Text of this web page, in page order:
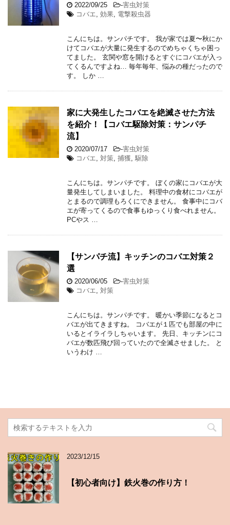
2022/09/25 -害虫対策
コバエ
効果 電撃殺虫器
こんにちは。サンパチです。 我が家では夏〜秋にか
けてコバエが大量に発生するのでめちゃくちゃ困っ
てました。 玄関や窓を開けるとすぐにコバエが入っ
てくるんですよね… 毎年毎年、悩みの種だったので
す。 しか …
家に大発生したコバエを絶滅させた方法
を紹介！【コバエ駆除対策：サンパチ
流】
2020/07/17 -害虫対策
コバエ
対策 捕獲 駆除
こんにちは。サンパチです。 ぼくの家にコバエが大
量発生してしまいました。 料理中の食材にコバエが
とまるので調理もろくにできません。 食事中にコバ
エが寄ってくるので食事もゆっくり食べれません。
PCやス …
【サンパチ流】キッチンのコバエ対策２
選
2020/06/05 -害虫対策
コバエ
対策
こんにちは。サンパチです。 暖かい季節になるとコ
バエが出てきますね。 コバエが１匹でも部屋の中に
いるとイライラしちゃいます。 先日、キッチンにコ
バエが数匹飛び回っていたので全滅させました。 と
いうわけ …
2023/12/15
【初心者向け】鉄火巻の作り方！